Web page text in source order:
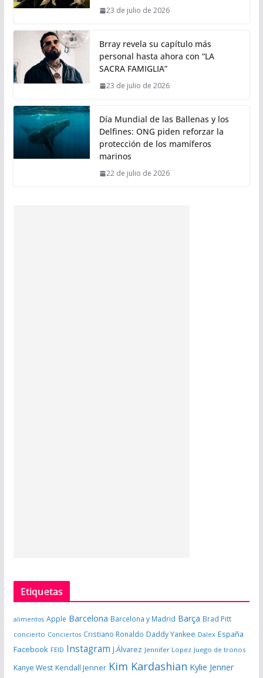
23 de julio de 2026
Brray revela su capítulo más
personal hasta ahora con “LA
SACRA FAMIGLIA”
23 de julio de 2026
Día Mundial de las Ballenas y los
Delfines: ONG piden reforzar la
protección de los mamíferos
marinos
22 de julio de 2026
Etiquetas
alimentos Apple Barcelona Barcelona y Madrid Barça Brad Pitt
concierto Conciertos Cristiano Ronaldo Daddy Yankee Dalex España
Facebook FEID Instagram J.Álvarez Jennifer Lopez Juego de tronos
Kanye West Kendall Jenner Kim Kardashian Kylie Jenner